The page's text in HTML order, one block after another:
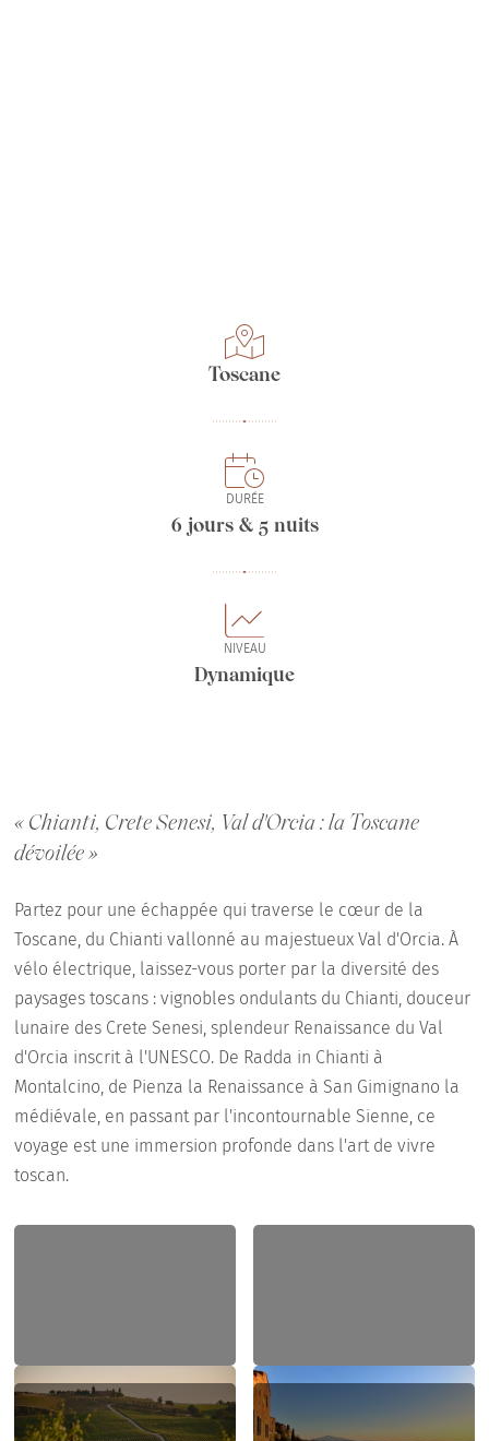
Toscane
DURÉE
6 jours & 5 nuits
NIVEAU
Dynamique
« Chianti, Crete Senesi, Val d'Orcia : la Toscane
dévoilée »
Partez pour une échappée qui traverse le cœur de la
Toscane, du Chianti vallonné au majestueux Val d'Orcia. À
vélo électrique, laissez-vous porter par la diversité des
paysages toscans : vignobles ondulants du Chianti, douceur
lunaire des Crete Senesi, splendeur Renaissance du Val
d'Orcia inscrit à l'UNESCO. De Radda in Chianti à
Montalcino, de Pienza la Renaissance à San Gimignano la
médiévale, en passant par l'incontournable Sienne, ce
voyage est une immersion profonde dans l'art de vivre
toscan.